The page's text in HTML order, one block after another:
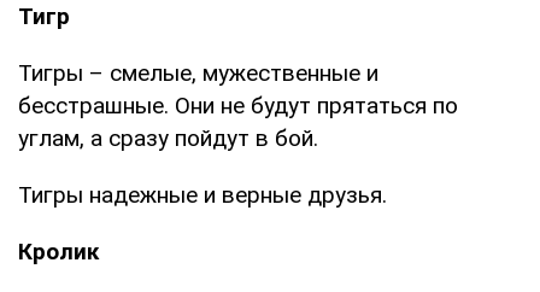
Тигр
Тигры – смелые, мужественные и
бесстрашные. Они не будут прятаться по
углам, а сразу пойдут в бой.
Тигры надежные и верные друзья.
Кролик